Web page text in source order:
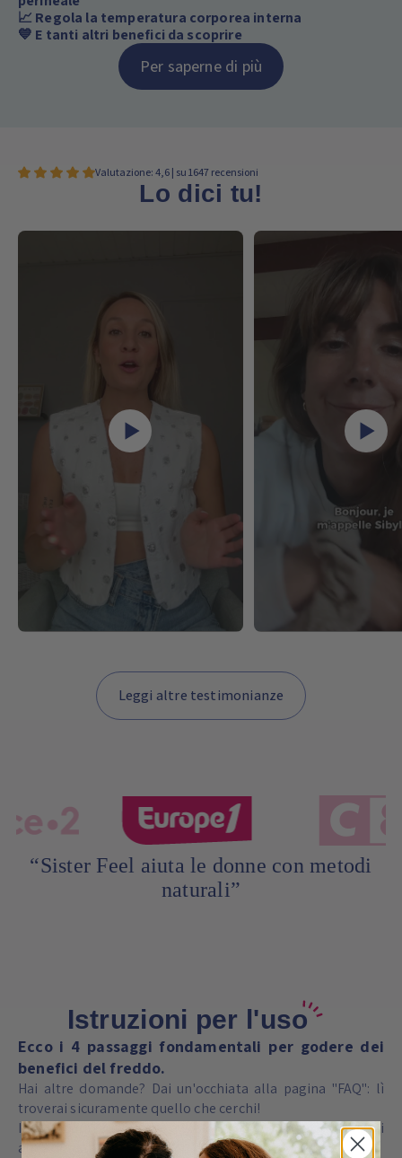
📈 Regola la temperatura corporea interna
💙 E tanti altri benefici da scoprire
Per saperne di più
Valutazione: 4,6 | su 1647 recensioni
Lo dici tu!
Leggi altre testimonianze
“Sister Feel aiuta le donne con metodi
naturali”
Istruzioni per l'uso
Ecco i 4 passaggi fondamentali per godere dei
benefici del freddo.
Hai altre domande? Dai un'occhiata alla pagina "FAQ": lì
troverai sicuramente quello che cerchi!
In caso contrario, siamo a vostra disposizione per qualsiasi
altra domanda!